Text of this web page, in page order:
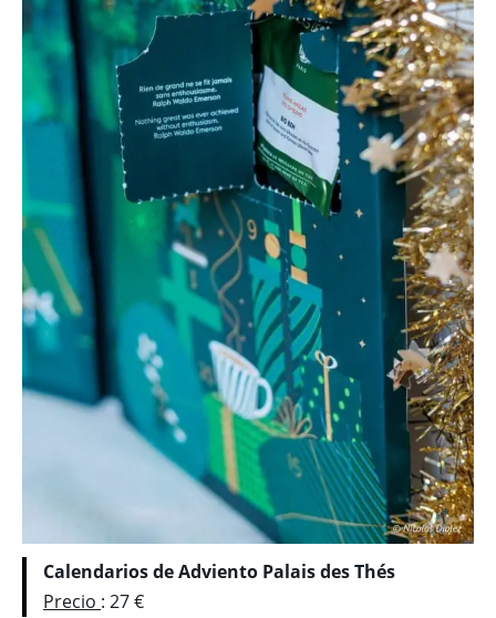
Calendarios de Adviento Palais des Thés
Precio : 27 €